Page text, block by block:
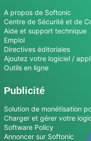
A propos de Softonic
Centre de Sécurité et de
Aide et support technique
Emploi
Directives éditoriales
Ajoutez votre logiciel /
Outils en ligne
Publicité
Solution de monétisation
Charger et gérer votre
Software Policy
Annoncer sur Softonic